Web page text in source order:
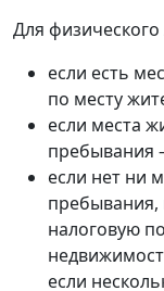
Для
если есть
по месту
если места
пребывания
если нет ни
пребывания,
налоговую
если